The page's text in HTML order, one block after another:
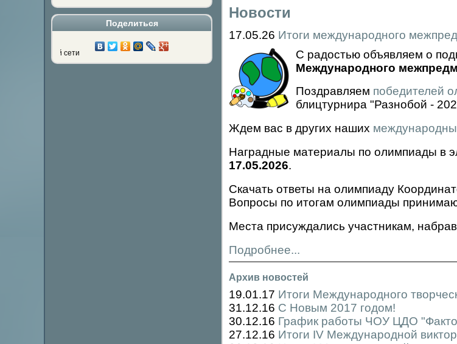
Поделиться
Нажми на кнопку любимой социальной сети
Новости
17.05.26 Итоги международного
С радостью объявляем о
Международного
Поздравляем победителей
блицтурнира "Разнобой -
Ждем вас в других наших
Наградные материалы по олимпиады в
17.05.2026.
Скачать ответы на олимпиаду
Вопросы по итогам олимпиады
Места присуждались участникам,
Подробнее...
Архив новостей
19.01.17 Итоги Международного
31.12.16 С Новым 2017 годом!
30.12.16 График работы ЧОУ ЦДО
27.12.16 Итоги IV Международной